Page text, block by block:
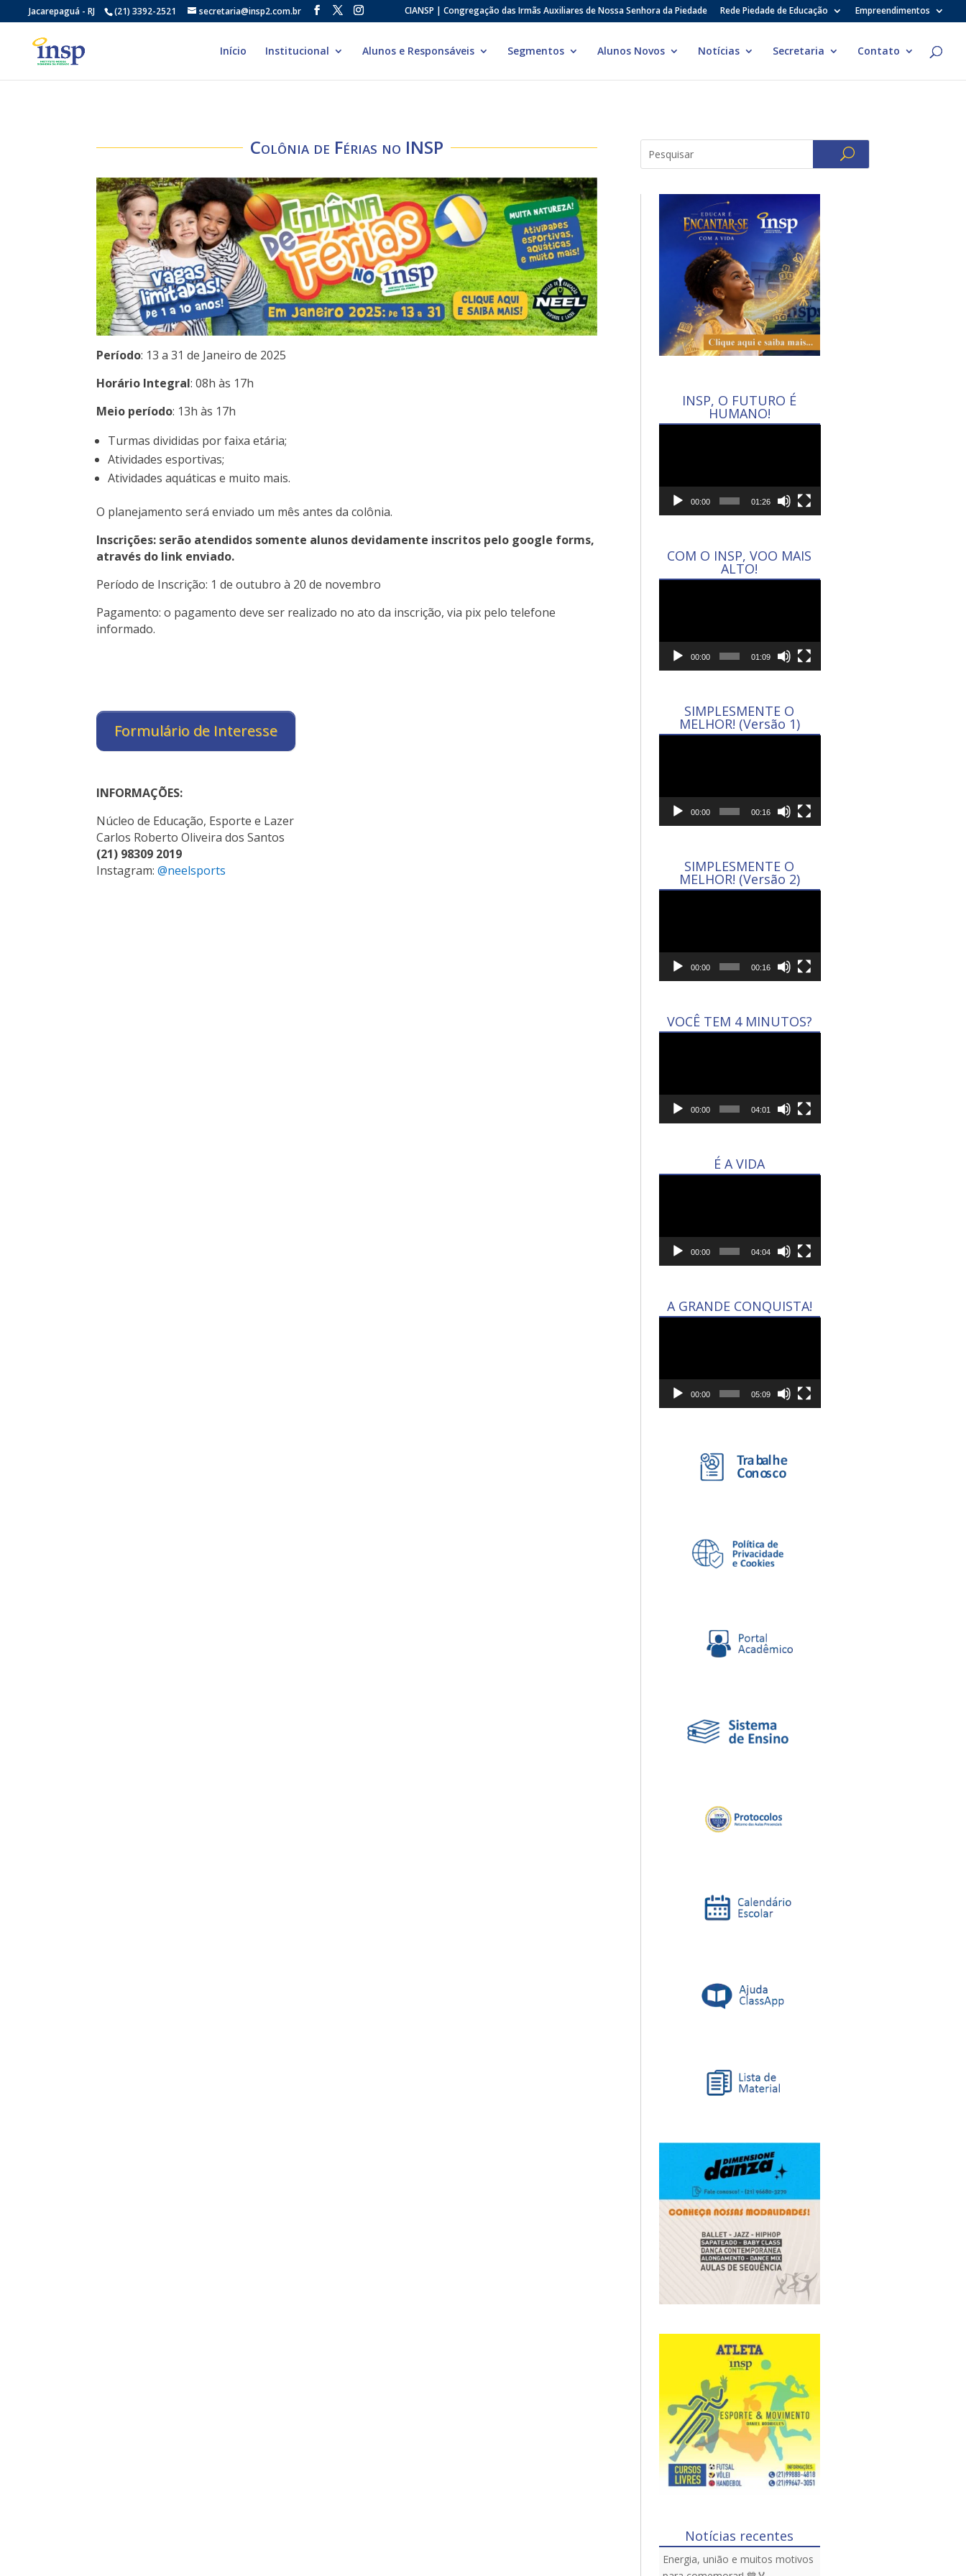
Jacarepaguá - RJ (21) 3392-2521 secretaria@insp2.com.br CIANSP | Congregação das Irmãs Auxiliares de Nossa Senhora da Piedade Rede Piedade de Educação Empreendimentos
Início Institucional Alunos e Responsáveis Segmentos Alunos Novos Notícias Secretaria Contato
Colônia de Férias no INSP
Período: 13 a 31 de Janeiro de 2025
Horário Integral: 08h às 17h
Meio período: 13h às 17h
Turmas divididas por faixa etária;
Atividades esportivas;
Atividades aquáticas e muito mais.
O planejamento será enviado um mês antes da colônia.
Inscrições: serão atendidos somente alunos devidamente inscritos pelo google forms,
através do link enviado.
Período de Inscrição: 1 de outubro à 20 de novembro
Pagamento: o pagamento deve ser realizado no ato da inscrição, via pix pelo telefone
informado.
Formulário de Interesse
INFORMAÇÕES:
Núcleo de Educação, Esporte e Lazer
Carlos Roberto Oliveira dos Santos
(21) 98309 2019
Instagram:@neelsports
INSP, O FUTURO É
HUMANO!
00:00 01:26
COM O INSP, VOO MAIS
ALTO!
00:00 01:09
SIMPLESMENTE O
MELHOR! (Versão 1)
00:00 00:16
SIMPLESMENTE O
MELHOR! (Versão 2)
00:00 00:16
VOCÊ TEM 4 MINUTOS?
00:00 04:01
É A VIDA
00:00 04:04
A GRANDE CONQUISTA!
00:00 05:09
Notícias recentes
Energia, união e muitos motivos